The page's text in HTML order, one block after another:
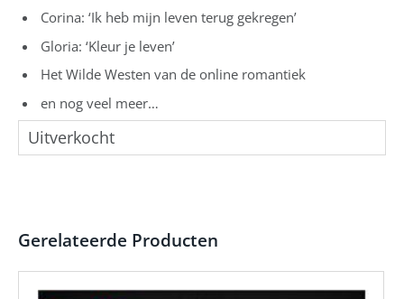
Corina: ‘Ik heb mijn leven terug gekregen’
Gloria: ‘Kleur je leven’
Het Wilde Westen van de online romantiek
en nog veel meer…
Uitverkocht
Gerelateerde Producten